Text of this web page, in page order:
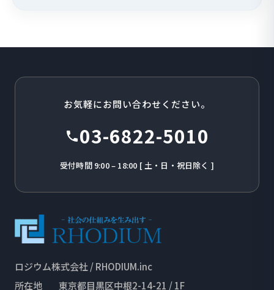
ロジウム株式会社 / RHODIUM.inc
所在地
東京都目黒区中根2-14-21 / 1F
お気軽にお問い合わせください。
03-6822-5010
受付時間 9:00 – 18:00 [ 土・日・祝日除く ]